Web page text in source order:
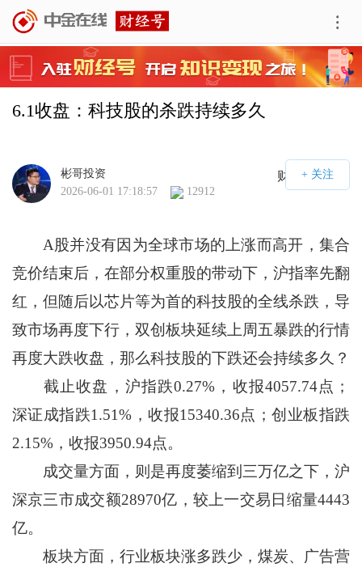
6.1收盘：科技股的杀跌持续多久
财经号APP
彬哥投资
2026-06-01 17:18:57
12912
A股并没有因为全球市场的上涨而高开，集合
竞价结束后，在部分权重股的带动下，沪指率先翻
红，但随后以芯片等为首的科技股的全线杀跌，导
致市场再度下行，双创板块延续上周五暴跌的行情
再度大跌收盘，那么科技股的下跌还会持续多久？
截止收盘，沪指跌0.27%，收报4057.74点；
深证成指跌1.51%，收报15340.36点；创业板指跌
2.15%，收报3950.94点。
成交量方面，则是再度萎缩到三万亿之下，沪
深京三市成交额28970亿，较上一交易日缩量4443
亿。
板块方面，行业板块涨多跌少，煤炭、广告营